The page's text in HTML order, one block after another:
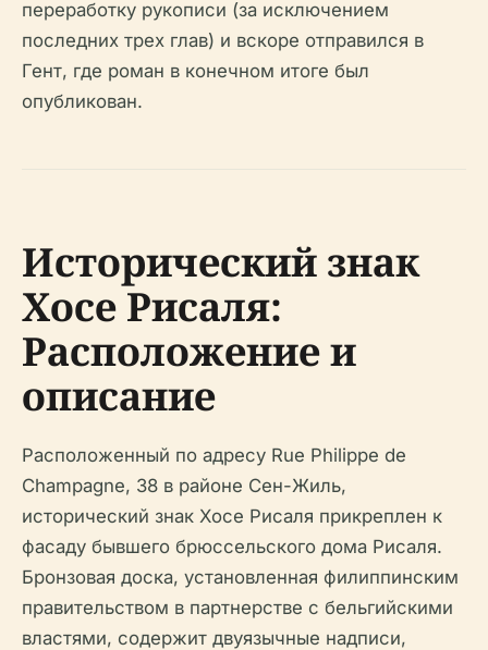
переработку рукописи (за исключением
последних трех глав) и вскоре отправился в
Гент, где роман в конечном итоге был
опубликован.
Исторический знак
Хосе Рисаля:
Расположение и
описание
Расположенный по адресу Rue Philippe de
Champagne, 38 в районе Сен-Жиль,
исторический знак Хосе Рисаля прикреплен к
фасаду бывшего брюссельского дома Рисаля.
Бронзовая доска, установленная филиппинским
правительством в партнерстве с бельгийскими
властями, содержит двуязычные надписи,